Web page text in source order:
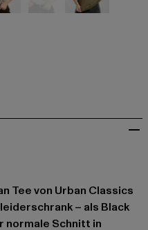
Tee von Urban Classics
– als Black
normale Schnitt in